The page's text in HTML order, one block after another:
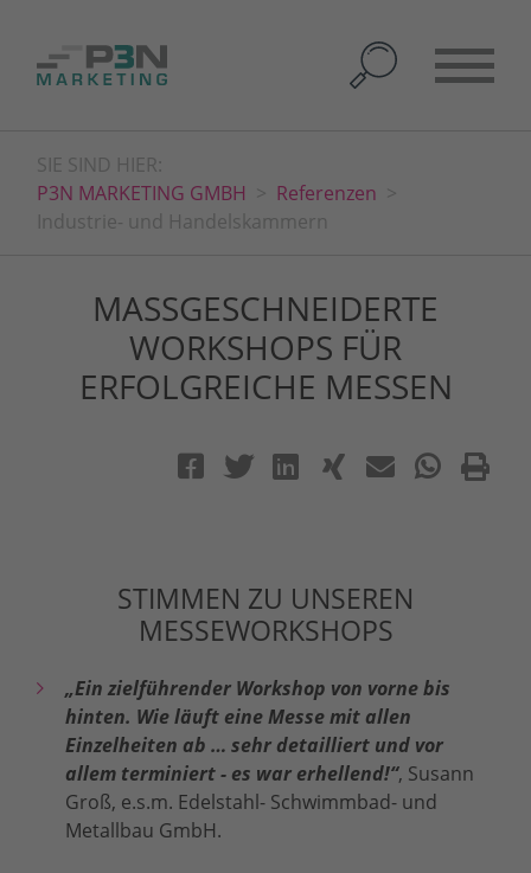
SIE SIND HIER:
P3N MARKETING GMBH
Referenzen
Industrie- und Handelskammern
MASSGESCHNEIDERTE W
ORKSHOPS FÜR E
RFOLGREICHE MESSEN
STIMMEN ZU UNSEREN
MESSEWORKSHOPS
„Ein zielführender Workshop von vorne bis
hinten. Wie läuft eine Messe mit allen
Einzelheiten ab … sehr detailliert und vor
allem terminiert - es war erhellend!“, Susann
Groß, e.s.m. Edelstahl- Schwimmbad- und
Metallbau GmbH.